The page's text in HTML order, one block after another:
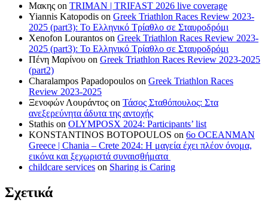
Μακης on TRIMAN | TRIFAST 2026 live coverage
Yiannis Katopodis on Greek Triathlon Races Review 2023-
2025 (part3): Το Ελληνικό Τρίαθλο σε Σταυροδρόμι
Xenofon Lourantos on Greek Triathlon Races Review 2023-
2025 (part3): Το Ελληνικό Τρίαθλο σε Σταυροδρόμι
Πένη Μαρίνου on Greek Triathlon Races Review 2023-2025
(part2)
Charalampos Papadopoulos on Greek Triathlon Races
Review 2023-2025
Ξενοφών Λουράντος on Τάσος Σταθόπουλος: Στα
ανεξερεύνητα άδυτα της αντοχής
Stathis on OLYMPOSX 2024: Participants’ list
KONSTANTINOS BOTOPOULOS on 6ο OCEANMAN
Greece | Chania – Crete 2024: Η μαγεία έχει πλέον όνομα,
εικόνα και ξεχωριστά συναισθήματα
childcare services on Sharing is Caring
Σχετικά